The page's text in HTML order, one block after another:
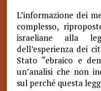
L’informazione dei
complesso,
israeliane alla
dell’esperienza dei
Stato “ebraico e
un’analisi che non
sul perché questa